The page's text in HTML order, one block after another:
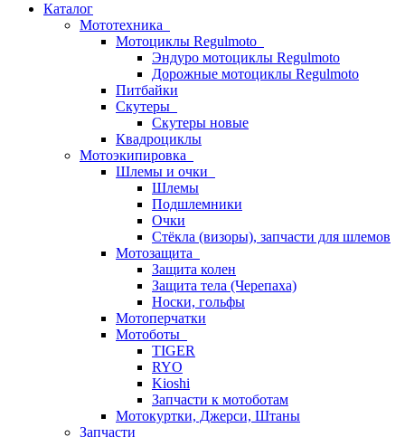
Каталог
Мототехника
Мотоциклы Regulmoto
Эндуро мотоциклы Regulmoto
Дорожные мотоциклы Regulmoto
Питбайки
Скутеры
Скутеры новые
Квадроциклы
Мотоэкипировка
Шлемы и очки
Шлемы
Подшлемники
Очки
Стёкла (визоры), запчасти для шлемов
Мотозащита
Защита колен
Защита тела (Черепаха)
Носки, гольфы
Мотоперчатки
Мотоботы
TIGER
RYO
Kioshi
Запчасти к мотоботам
Мотокуртки, Джерси, Штаны
Запчасти